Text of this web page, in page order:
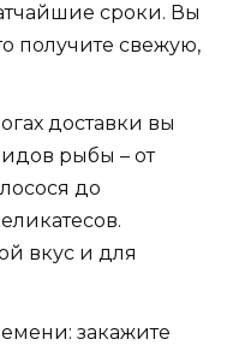
сроки. Вы
получите свежую,
доставки вы
рыбы – от
до
вкус и для
закажите